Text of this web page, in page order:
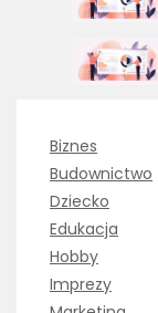
Biznes
Budownictwo
Dziecko
Edukacja
Hobby
Imprezy